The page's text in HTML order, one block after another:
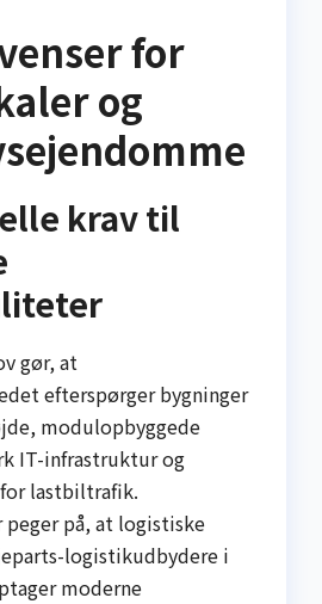
for
og
krav til
gør, at
efterspørger bygninger
modulopbyggede
IT-infrastruktur og
lastbiltrafik.
peger på, at logistiske
logistikudbydere i
moderne